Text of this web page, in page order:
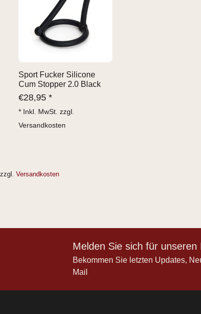
Sport Fucker Silicone
Cum Stopper 2.0 Black
€28,95 *
* Inkl. MwSt. zzgl.
Versandkosten
zzgl. Versandkosten
Melden Sie sich für unseren
Bekommen Sie letzten Updates,
Mail